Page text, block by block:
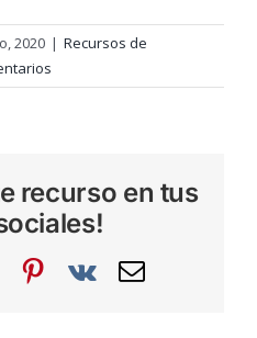
2020 | Recursos de
recurso en tus
Pinterest
Vk
Correo